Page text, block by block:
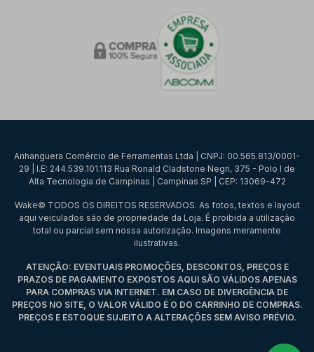
Anhanguera Comércio de Ferramentas Ltda | CNPJ: 00.565.813/0001-
29 | I.E: 244.539.101.113 Rua Ronald Cladstone Negri, 375 - Polo I de
Alta Tecnologia de Campinas | Campinas SP | CEP: 13069-472
Wake© TODOS OS DIREITOS RESERVADOS. As fotos, textos e layout
aqui veiculados são de propriedade da Loja. É proibida a utilização
total ou parcial sem nossa autorização. Imagens meramente
ilustrativas.
ATENÇÃO: EVENTUAIS PROMOÇÕES, DESCONTOS, PREÇOS E
PRAZOS DE PAGAMENTO EXPOSTOS AQUI SÃO VÁLIDOS APENAS
PARA COMPRAS VIA INTERNET. EM CASO DE DIVERGÊNCIA DE
PREÇOS NO SITE, O VALOR VÁLIDO É O DO CARRINHO DE COMPRAS.
PREÇOS E ESTOQUE SUJEITO A ALTERAÇÕES SEM AVISO PRÉVIO.